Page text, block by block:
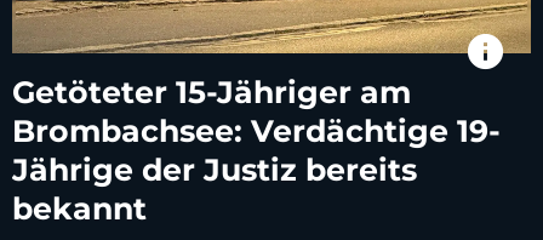
info
Getöteter 15-Jähriger am
Brombachsee: Verdächtige 19-
Jährige der Justiz bereits
bekannt